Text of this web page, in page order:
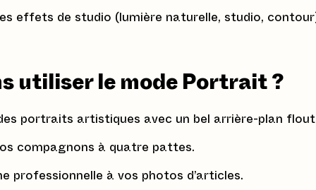
effets de studio (lumière naturelle, studio,
utiliser le mode Portrait ?
portraits artistiques avec un bel arrière-plan
compagnons à quatre pattes.
professionnelle à vos photos d’articles.